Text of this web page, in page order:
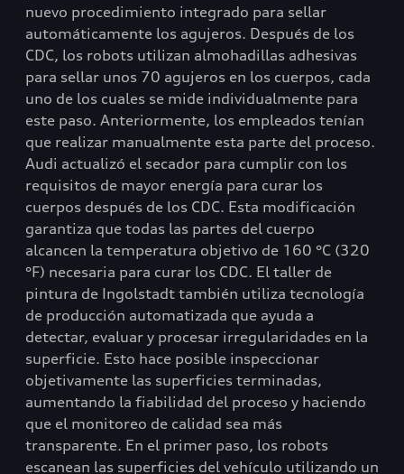
nuevo procedimiento integrado para sellar
automáticamente los agujeros. Después de los
CDC, los robots utilizan almohadillas adhesivas
para sellar unos 70 agujeros en los cuerpos, cada
uno de los cuales se mide individualmente para
este paso. Anteriormente, los empleados tenían
que realizar manualmente esta parte del proceso.
Audi actualizó el secador para cumplir con los
requisitos de mayor energía para curar los
cuerpos después de los CDC. Esta modificación
garantiza que todas las partes del cuerpo
alcancen la temperatura objetivo de 160 °C (320
°F) necesaria para curar los CDC. El taller de
pintura de Ingolstadt también utiliza tecnología
de producción automatizada que ayuda a
detectar, evaluar y procesar irregularidades en la
superficie. Esto hace posible inspeccionar
objetivamente las superficies terminadas,
aumentando la fiabilidad del proceso y haciendo
que el monitoreo de calidad sea más
transparente. En el primer paso, los robots
escanean las superficies del vehículo utilizando un